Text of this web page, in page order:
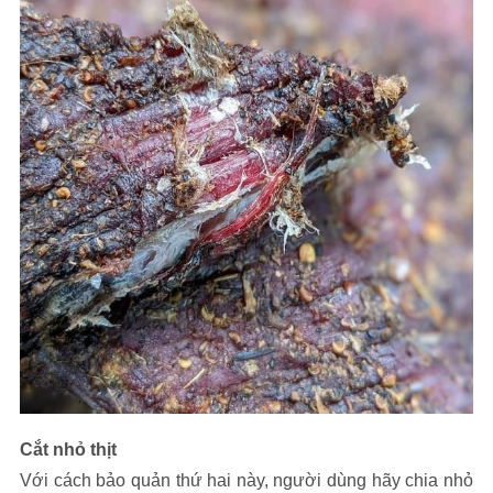
Cắt nhỏ thịt
Với cách bảo quản thứ hai này, người dùng hãy chia nhỏ